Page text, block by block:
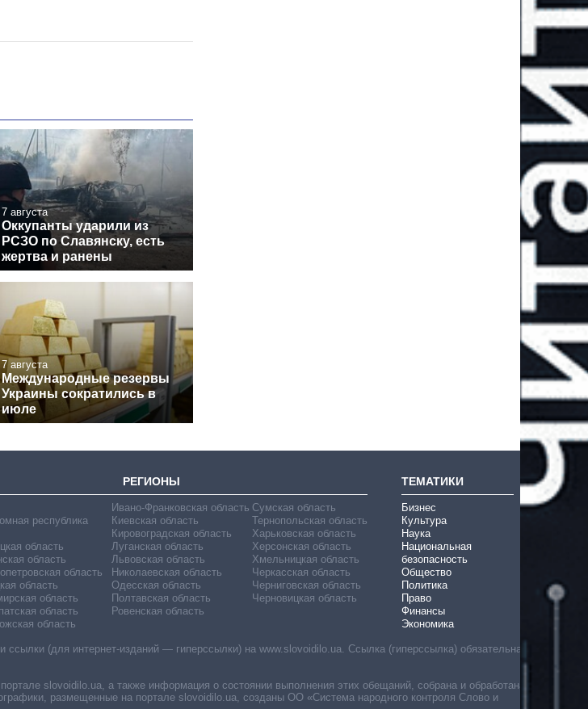
7 августа
Оккупанты ударили из
РСЗО по Славянску, есть
жертва и ранены
7 августа
Международные резервы
Украины сократились в
июле
РЕГИОНЫ
республика
область
область
область
область
область
область
область
Ивано-Франковская область
Киевская область
Кировоградская область
Луганская область
Львовская область
Николаевская область
Одесская область
Полтавская область
Ровенская область
Сумская область
Тернопольская область
Харьковская область
Херсонская область
Хмельницкая область
Черкасская область
Черниговская область
Черновицкая область
ТЕМАТИКИ
Бизнес
Культура
Наука
Национальная
безопасность
Общество
Политика
Право
Финансы
Экономика
(для интернет-изданий — гиперссылки) на www.slovoidilo.ua. Ссылка (гиперссылка) обязательна
slovoidilo.ua, а также информация о состоянии выполнения этих обещаний, собрана и обработана
размещенные на портале slovoidilo.ua, созданы ОО «Система народного контроля Слово и